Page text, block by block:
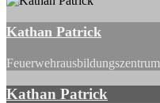
Kathan Patrick
Feuerwehrausbildungszentrum
Kathan Patrick